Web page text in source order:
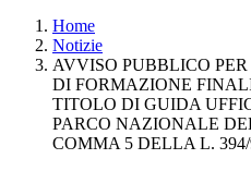
Home
Notizie
AVVISO PUBBLICO
DI FORMAZIONE
TITOLO DI GUIDA
PARCO NAZIONALE
COMMA 5 DELLA L. 394/